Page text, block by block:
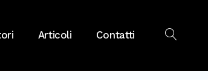
Articoli Contatti